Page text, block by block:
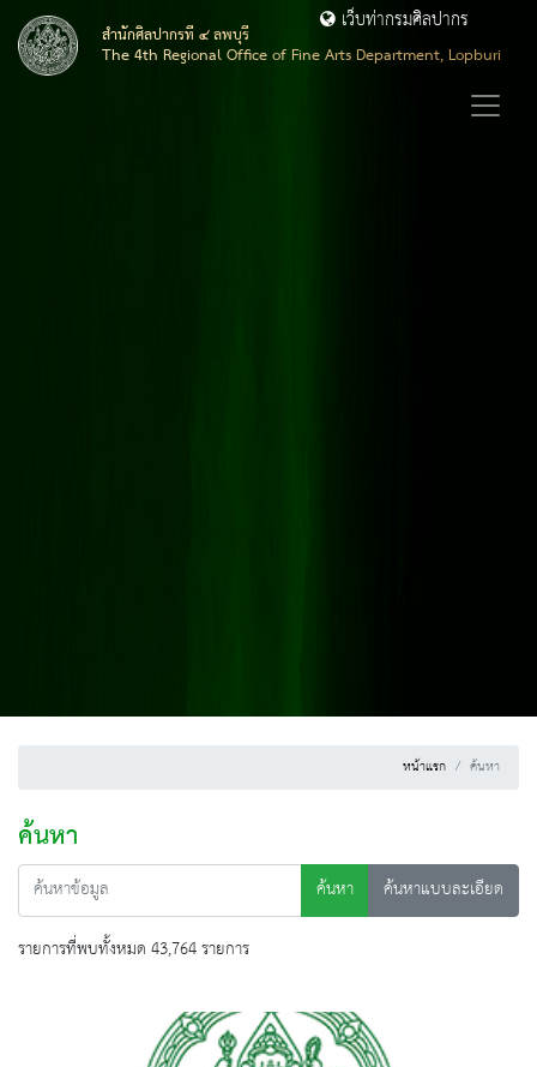
สำนักศิลปากรที่ ๔ ลพบุรี
The 4th Regional Office of Fine Arts Department, Lopburi
เว็บท่ากรมศิลปากร
หน้าแรก ค้นหา
ค้นหา
ค้นหา
ค้นหาแบบละเอียด
รายการที่พบทั้งหมด 43,764 รายการ